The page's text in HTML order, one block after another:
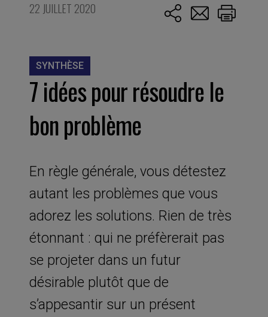
22 JUILLET 2020
SYNTHÈSE
7 idées pour résoudre le
bon problème
En règle générale, vous détestez
autant les problèmes que vous
adorez les solutions. Rien de très
étonnant : qui ne préfèrerait pas
se projeter dans un futur
désirable plutôt que de
s’appesantir sur un présent